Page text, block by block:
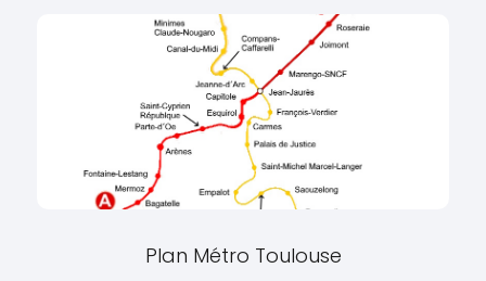
Plan Métro Toulouse